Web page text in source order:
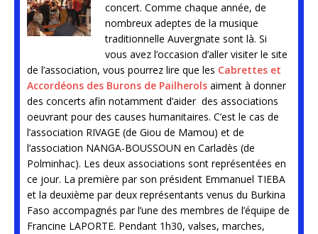
concert. Comme chaque année, de
nombreux adeptes de la musique
traditionnelle Auvergnate sont là. Si
vous avez l’occasion d’aller visiter le site
de l’association, vous pourrez lire que les Cabrettes et
Accordéons des Burons de Pailherols aiment à donner
des concerts afin notamment d’aider des associations
oeuvrant pour des causes humanitaires. C’est le cas de
l’association RIVAGE (de Giou de Mamou) et de
l’association NANGA-BOUSSOUN en Carladès (de
Polminhac). Les deux associations sont représentées en
ce jour. La première par son président Emmanuel TIEBA
et la deuxième par deux représentants venus du Burkina
Faso accompagnés par l’une des membres de l’équipe de
Francine LAPORTE. Pendant 1h30, valses, marches,